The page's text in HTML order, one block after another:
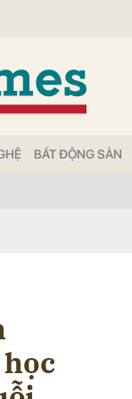
BẤT ĐỘNG SẢN